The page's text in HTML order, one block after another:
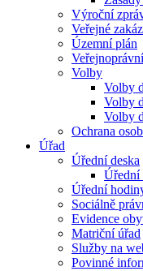
Výroční
Veřejné
Územní plán
Volby
Volby
Volby
Volby
Ochrana
Úřad
Úřední deska
Úřední
Úřední
Sociálně
Evidence
Matriční úřad
Služby na
Povinné